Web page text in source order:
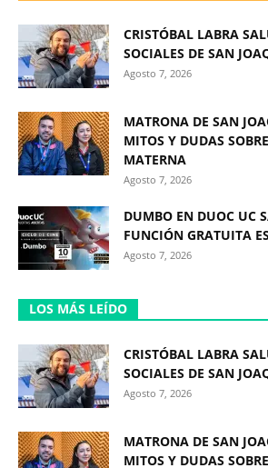
CRISTÓBAL LABRA
SOCIALES DE SAN
Agosto 7, 2026
MATRONA DE SAN
MITOS Y DUDAS
MATERNA
Agosto 7, 2026
DUMBO EN DUOC UC
FUNCIÓN GRATUITA
Agosto 7, 2026
LOS MÁS LEÍDO
CRISTÓBAL LABRA
SOCIALES DE SAN
Agosto 7, 2026
MATRONA DE SAN
MITOS Y DUDAS